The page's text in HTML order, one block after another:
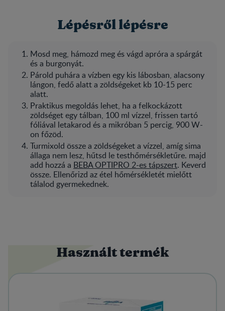
Lépésről lépésre
Mosd meg, hámozd meg és vágd apróra a spárgát
és a burgonyát.
Párold puhára a vízben egy kis lábosban, alacsony
lángon, fedő alatt a zöldségeket kb 10-15 perc
alatt.
Praktikus megoldás lehet, ha a felkockázott
zöldséget egy tálban, 100 ml vízzel, frissen tartó
fóliával letakarod és a mikróban 5 percig, 900 W-
on főzöd.
Turmixold össze a zöldségeket a vízzel, amíg sima
állaga nem lesz, hűtsd le testhőmérsékletűre. majd
add hozzá a BEBA OPTIPRO 2-es tápszert. Keverd
össze. Ellenőrizd az étel hőmérsékletét mielőtt
tálalod gyermekednek.
Használt termék